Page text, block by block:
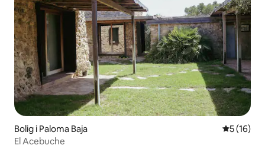
Bolig i Paloma Baja 5 ud af 5 i
5 (16)
El Acebuche